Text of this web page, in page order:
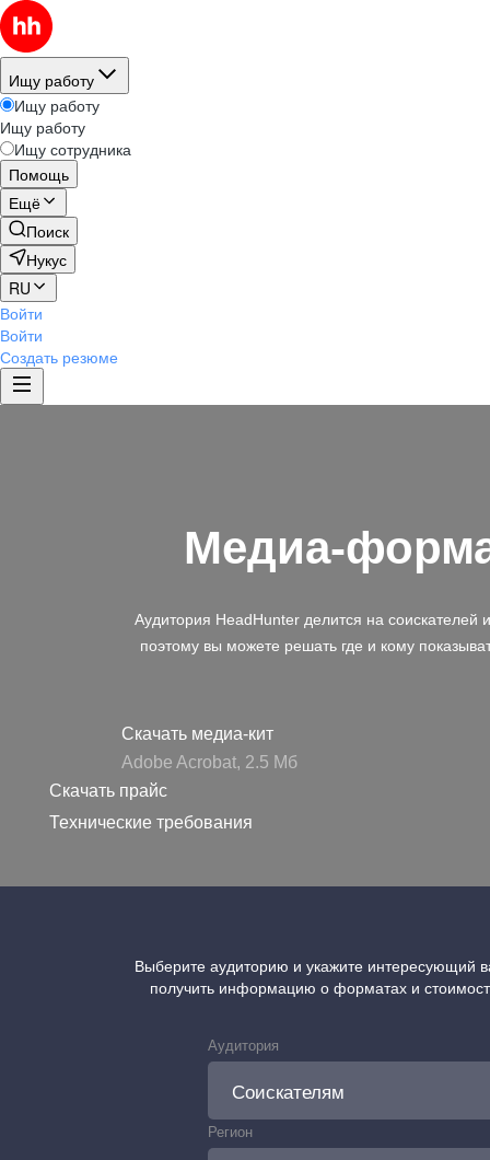
Ищу работу
Ищу работу
Ищу работу
Ищу сотрудника
Помощь
Ещё
Поиск
Нукус
RU
Войти
Войти
Создать резюме
Медиа-
Аудитория HeadHunter делится на соискателей
поэтому вы можете решать где и кому
Скачать медиа-кит
Adobe Acrobat, 2.5 Mб
Скачать прайс
Технические требования
Выберите аудиторию и укажите интересующий
получить информацию о форматах и
Аудитория
Регион